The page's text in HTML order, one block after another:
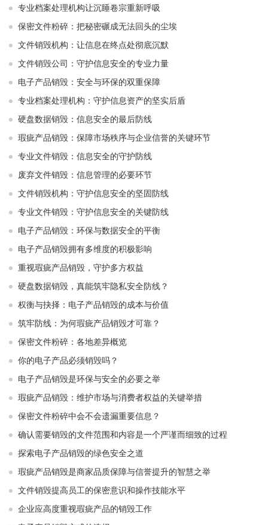
专业档案处理机构让沉睡卷宗重新呼吸
保密文件粉碎：把秘密碾成无法回头的尘埃
文件销毁机构：让信息在终点处彻底沉默
文件销毁公司：守护信息安全的专业力量
电子产品销毁：安全与环保的双重保障
专业档案处理机构：守护信息资产的坚实后盾
硬盘数据销毁：信息安全的最后防线
瑕疵产品销毁：保障市场秩序与企业信誉的关键环节
专业文件销毁：信息安全的守护防线
废弃文件销毁：信息管理的必要环节
文件销毁机构：守护信息安全的坚固防线
专业文件销毁：守护信息安全的关键防线
电子产品销毁：环保与数据安全的平衡
电子产品销毁拥有多维度的积极影响
重视瑕疵产品销毁，守护多方权益
硬盘数据销毁，真能筑牢隐私安全防线？
权衡与抉择：电子产品销毁的成本与价值
筑牢防线：为何瑕疵产品销毁才可靠？
保密文件粉碎：各地差异概览
你的电子产品必须销毁吗？
电子产品销毁是环保与安全的必要之举​ ​
瑕疵产品销毁：维护市场与消费者权益的关键举措​ ​
保密文件粉碎中会不会遗漏重要信息？
确认需要销毁的文件范围和内容是一个严谨而细致的过程
探索电子产品销毁的绿色安全之道
瑕疵产品销毁是商家品质保障与信誉提升的智慧之举
文件销毁提高员工的保密意识和操作技能水平
企业应高度重视瑕疵产品的销毁工作